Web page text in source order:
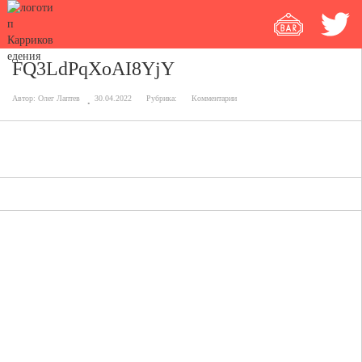
FQ3LdPqXoAI8YjY
Автор: Олег Лаптев 30.04.2022 Рубрика: Комментарии